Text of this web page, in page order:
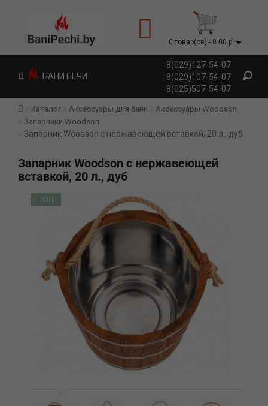
0 товар(ов) - 0.00 р.
8(029)127-54-07
8(029)107-54-07
8(025)507-54-07
БАНИ ПЕЧИ
Каталог Аксессуары для бани
Аксессуары Woodson
Запарники Woodson
Запарник Woodson с нержавеющей вставкой, 20 л., дуб
Запарник Woodson с нержавеющей
вставкой, 20 л., дуб
ТОП